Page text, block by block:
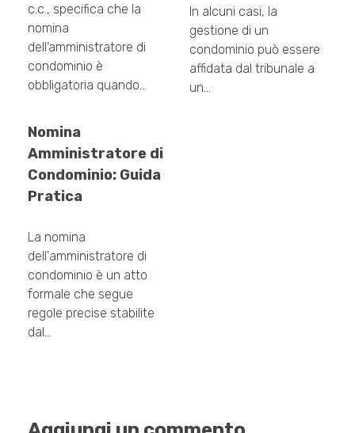
c.c., specifica che la
nomina
dell’amministratore di
condominio è
obbligatoria quando…
In alcuni casi, la
gestione di un
condominio può essere
affidata dal tribunale a
un…
Nomina
Amministratore di
Condominio: Guida
Pratica
La nomina
dell'amministratore di
condominio è un atto
formale che segue
regole precise stabilite
dal…